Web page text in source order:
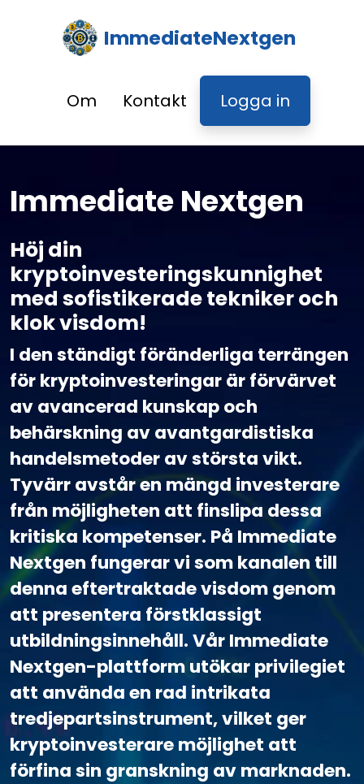
ImmediateNextgen
Om Kontakt Logga in
Immediate Nextgen
Höj din
kryptoinvesteringskunnighet
med sofistikerade tekniker och
klok visdom!
I den ständigt föränderliga terrängen
för kryptoinvesteringar är förvärvet
av avancerad kunskap och
behärskning av avantgardistiska
handelsmetoder av största vikt.
Tyvärr avstår en mängd investerare
från möjligheten att finslipa dessa
kritiska kompetenser. På Immediate
Nextgen fungerar vi som kanalen till
denna eftertraktade visdom genom
att presentera förstklassigt
utbildningsinnehåll. Vår Immediate
Nextgen-plattform utökar privilegiet
att använda en rad intrikata
tredjepartsinstrument, vilket ger
kryptoinvesterare möjlighet att
förfina sin granskning av marknaden.